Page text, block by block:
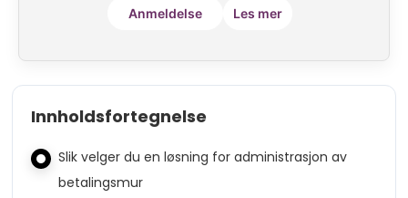
Anmeldelse Les mer
Innholdsfortegnelse
Slik velger du en løsning for administrasjon av
betalingsmur